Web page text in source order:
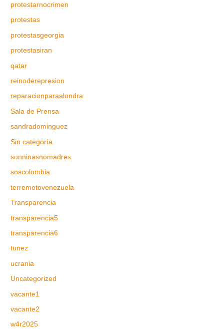
protestarnocrimen
protestas
protestasgeorgia
protestasiran
qatar
reinoderepresion
reparacionparaalondra
Sala de Prensa
sandradominguez
Sin categoría
sonninasnomadres
soscolombia
terremotovenezuela
Transparencia
transparencia5
transparencia6
tunez
ucrania
Uncategorized
vacante1
vacante2
w4r2025